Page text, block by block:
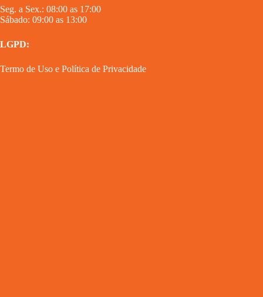
Seg. a Sex.: 08:00 as 17:00
Sábado: 09:00 as 13:00
LGPD:
Termo de Uso e Política de Privacidade